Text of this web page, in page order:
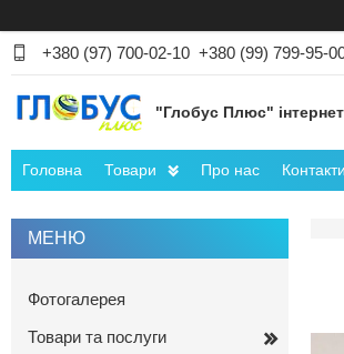
+380 (97) 700-02-10 +380 (99) 799-95-
"Глобус Плюс"
Головна Товари Про нас Контакти
Фотогалерея
Товари та послуги